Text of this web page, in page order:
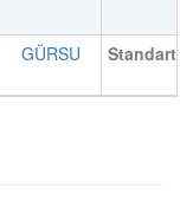
GÜRSU Standart